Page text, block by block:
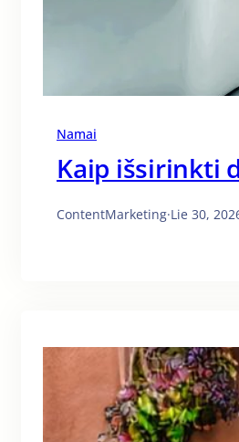
Namai
Kaip išsirinkti
ContentMarketing·Lie 30,